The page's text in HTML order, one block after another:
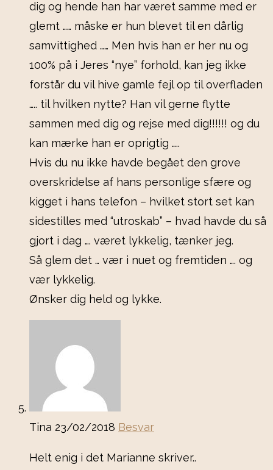
dig og hende han har været samme med er
glemt …… måske er hun blevet til en dårlig
samvittighed …… Men hvis han er her nu og
100% på i Jeres “nye” forhold, kan jeg ikke
forstår du vil hive gamle fejl op til overfladen
….. til hvilken nytte? Han vil gerne flytte
sammen med dig og rejse med dig!!!!!! og du
kan mærke han er oprigtig …..
Hvis du nu ikke havde begået den grove
overskridelse af hans personlige sfære og
kigget i hans telefon – hvilket stort set kan
sidestilles med “utroskab” – hvad havde du så
gjort i dag …. været lykkelig, tænker jeg.
Så glem det … vær i nuet og fremtiden …. og
vær lykkelig.
Ønsker dig held og lykke.
Tina 23/02/2018 Besvar
Helt enig i det Marianne skriver..